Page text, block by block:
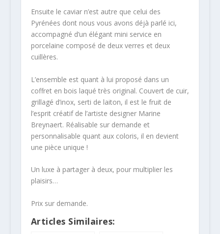
Ensuite le caviar n’est autre que celui des
Pyrénées dont nous vous avons déjà parlé ici,
accompagné d’un élégant mini service en
porcelaine composé de deux verres et deux
cuillères.
L’ensemble est quant à lui proposé dans un
coffret en bois laqué très original. Couvert de cuir,
grillagé d’inox, serti de laiton, il est le fruit de
l’esprit créatif de l’artiste designer Marine
Breynaert. Réalisable sur demande et
personnalisable quant aux coloris, il en devient
une pièce unique !
Un luxe à partager à deux, pour multiplier les
plaisirs…
Prix sur demande.
Articles Similaires: